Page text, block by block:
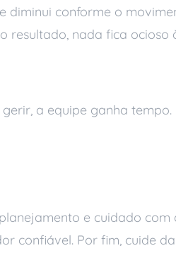
diminui conforme o
resultado, nada fica ocioso
a equipe ganha
e cuidado
confiável. Por fim, cuide